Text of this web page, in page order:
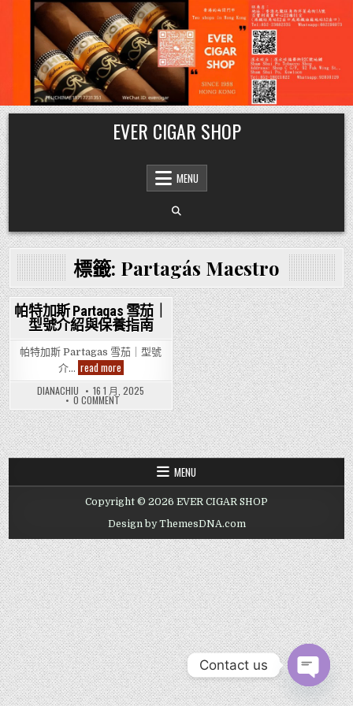
Skip
to
content
EVER CIGAR SHOP
MENU
標籤: Partagás Maestro
Posted
in
帕特加斯 Partagas 雪茄｜
型號介紹與保養指南
帕特加斯 Partagas 雪茄｜型號
介… read more帕
特
加
斯
Partagas
雪
茄
｜
型
號
與
保
養
指
南
DIANACHIU 16 1 月, 2025
0 COMMENTON
帕
特
加
斯
PARTAGAS
雪
型
介
與
保
養
指
南
MENU
Copyright © 2026 EVER CIGAR SHOP
Design by ThemesDNA.com
Contact us
OPEN